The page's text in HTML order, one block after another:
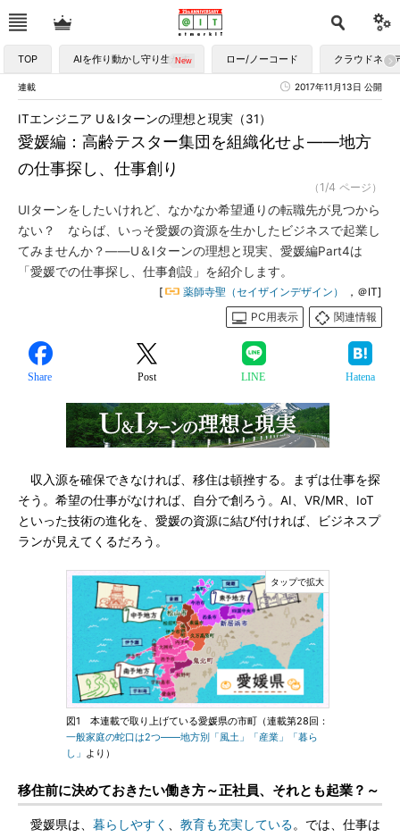
TOP AIを作り動かし守り生かす ロー/ノーコード クラウドネイ
連載 2017年11月13日 公開
愛媛編：高齢テスター集団を組織化せよ――地方
の仕事探し、仕事創り
ITエンジニア U＆Iターンの理想と現実（31）
（1/4 ページ）
UIターンをしたいけれど、なかなか希望通りの転職先が見つから
ない？ ならば、いっそ愛媛の資源を生かしたビジネスで起業し
てみませんか？――U＆Iターンの理想と現実、愛媛編Part4は
「愛媛での仕事探し、仕事創設」を紹介します。
[ 薬師寺聖（セイザインデザイン）
，＠IT]
PC用表示
関連情報
Share Post LINE Hatena
収入源を確保できなければ、移住は頓挫する。まずは仕事を探
そう。希望の仕事がなければ、自分で創ろう。AI、VR/MR、IoT
といった技術の進化を、愛媛の資源に結び付ければ、ビジネスプ
ランが見えてくるだろう。
図1 本連載で取り上げている愛媛県の市町（連載第28回：
一般家庭の蛇口は2つ――地方別「風土」「産業」「暮ら
し」 より）
移住前に決めておきたい働き方～正社員、それとも起業？～
愛媛県は、 暮らしやすく 教育も充実している。では、仕事は